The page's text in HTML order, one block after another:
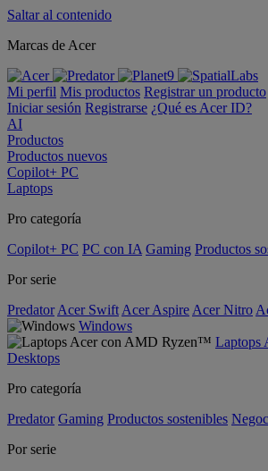
Saltar al contenido
Marcas de Acer
Mi perfil Mis productos Registrar un producto
Iniciar sesión Registrarse ¿Qué es Acer ID?
AI
Productos
Productos nuevos
Copilot+ PC
Laptops
Pro categoría
Copilot+ PC PC con IA Gaming Productos
Por serie
Predator Acer Swift Acer Aspire Acer Nitro
Windows
Laptops
Desktops
Pro categoría
Predator Gaming Productos sostenibles
Por serie